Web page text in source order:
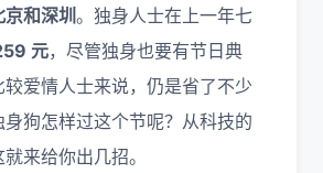
和深圳 。独身人士在上一年七
元，尽管独身也要有节日典
爱情人士来说，仍是省了不少
狗怎样过这个节呢？从科技的
来给你出几招。